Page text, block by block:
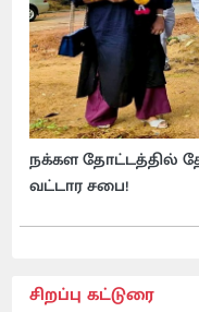
நக்கள தோட்டத்தில்
வட்டார சபை!
சிறப்பு கட்டுரை